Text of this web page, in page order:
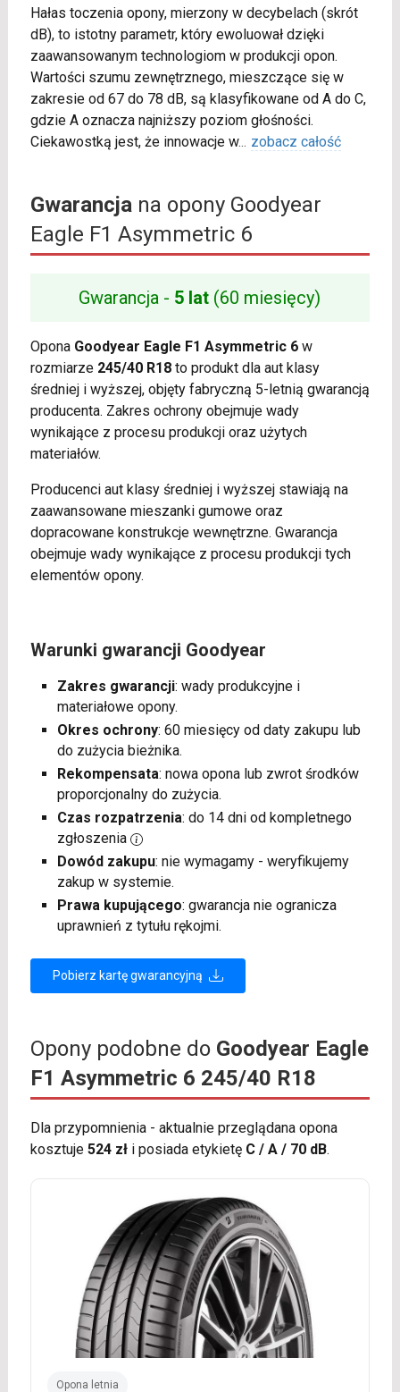
Hałas toczenia opony, mierzony w decybelach (skrót
dB), to istotny parametr, który ewoluował dzięki
zaawansowanym technologiom w produkcji opon.
Wartości szumu zewnętrznego, mieszczące się w
zakresie od 67 do 78 dB, są klasyfikowane od A do C,
gdzie A oznacza najniższy poziom głośności.
Ciekawostką jest, że innowacje w... zobacz całość
Gwarancjana opony Goodyear
Eagle F1 Asymmetric 6
Gwarancja - 5 lat (60 miesięcy)
Opona Goodyear Eagle F1 Asymmetric 6w
rozmiarze 245/40 R18to produkt dla aut klasy
średniej i wyższej, objęty fabryczną 5-letnią gwarancją
producenta. Zakres ochrony obejmuje wady
wynikające z procesu produkcji oraz użytych
materiałów.
Producenci aut klasy średniej i wyższej stawiają na
zaawansowane mieszanki gumowe oraz
dopracowane konstrukcje wewnętrzne. Gwarancja
obejmuje wady wynikające z procesu produkcji tych
elementów opony.
Warunki gwarancji Goodyear
Zakres gwarancji: wady produkcyjne i
materiałowe opony.
Okres ochrony: 60 miesięcy od daty zakupu lub
do zużycia bieżnika.
Rekompensata: nowa opona lub zwrot środków
proporcjonalny do zużycia.
Czas rozpatrzenia: do 14 dni od kompletnego
zgłoszenia
Dowód zakupu: nie wymagamy - weryfikujemy
zakup w systemie.
Prawa kupującego: gwarancja nie ogranicza
uprawnień z tytułu rękojmi.
Pobierz kartę gwarancyjną
Opony podobne do Goodyear Eagle
F1 Asymmetric 6 245/40 R18
Dla przypomnienia - aktualnie przeglądana opona
kosztuje 524 złi posiada etykietę C / A / 70 dB.
Opona letnia